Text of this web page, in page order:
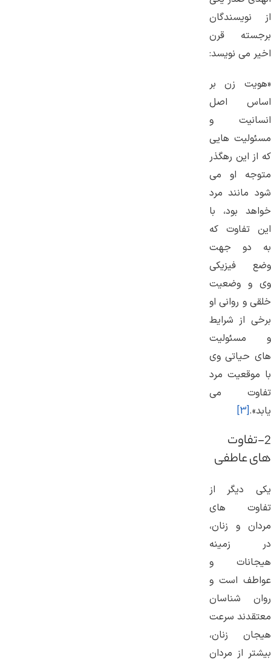
از نویسندگان
برجسته قرن
اخیر می نویسد:
«هویت زن بر
اساس اصل
انسانیت و
مسئولیت هایی
که از این رهگذر
متوجه او می
شود مانند مرد
خواهد بود، با
این تفاوت که
به دو جهت
وضع فیزیکی
وی و وضعیت
خلقی و روانی او
برخی از شرایط
و مسئولیت
های حیاتی وی
با موقعیت مرد
تفاوت می
یابد».[3]
2-تفاوت
های عاطفی
یکی دیگر از
تفاوت های
مردان و زنان،
در زمینه
هیجانات و
عواطف است و
روان شناسان
معتقدند سرعت
هیجان زنان،
بیشتر از مردان